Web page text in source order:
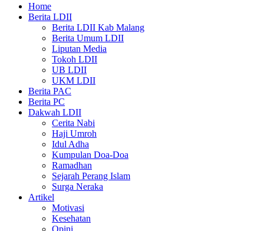
Home
Berita LDII
Berita LDII Kab Malang
Berita Umum LDII
Liputan Media
Tokoh LDII
UB LDII
UKM LDII
Berita PAC
Berita PC
Dakwah LDII
Cerita Nabi
Haji Umroh
Idul Adha
Kumpulan Doa-Doa
Ramadhan
Sejarah Perang Islam
Surga Neraka
Artikel
Motivasi
Kesehatan
Opini